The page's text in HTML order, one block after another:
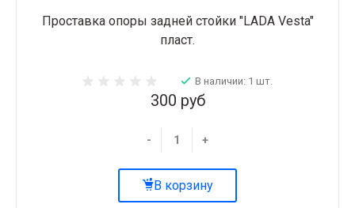
Проставка опоры задней стойки "LADA Vesta"
пласт.
В наличии: 1 шт.
300 руб
- +
В корзину